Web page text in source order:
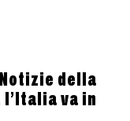
Notizie della
va in